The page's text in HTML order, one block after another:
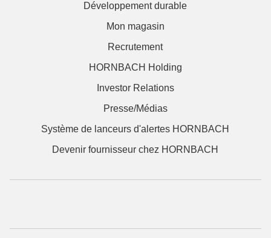
Développement durable
Mon magasin
Recrutement
HORNBACH Holding
Investor Relations
Presse/Médias
Système de lanceurs d'alertes HORNBACH
Devenir fournisseur chez HORNBACH